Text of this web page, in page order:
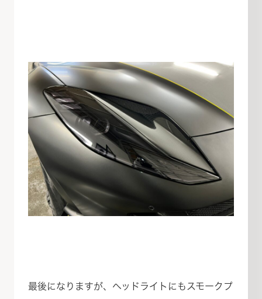
最後になりますが、ヘッドライトにもスモークプ